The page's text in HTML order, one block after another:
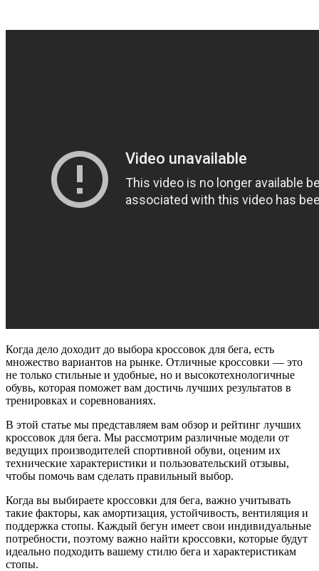
Когда дело доходит до выбора кроссовок для бега, есть
множество вариантов на рынке. Отличные кроссовки — это
не только стильные и удобные, но и высокотехнологичные
обувь, которая поможет вам достичь лучших результатов в
тренировках и соревнованиях.
В этой статье мы представляем вам обзор и рейтинг лучших
кроссовок для бега. Мы рассмотрим различные модели от
ведущих производителей спортивной обуви, оценим их
технические характеристики и пользовательский отзывы,
чтобы помочь вам сделать правильный выбор.
Когда вы выбираете кроссовки для бега, важно учитывать
такие факторы, как амортизация, устойчивость, вентиляция и
поддержка стопы. Каждый бегун имеет свои индивидуальные
потребности, поэтому важно найти кроссовки, которые будут
идеально подходить вашему стилю бега и характеристикам
стопы.